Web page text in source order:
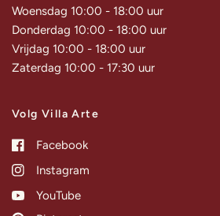
Woensdag 10:00 - 18:00 uur
Donderdag 10:00 - 18:00 uur
Vrijdag 10:00 - 18:00 uur
Zaterdag 10:00 - 17:30 uur
Volg Villa Arte
Facebook
Instagram
YouTube